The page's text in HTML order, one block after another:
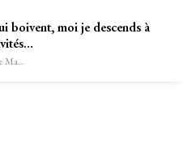
boivent, moi je descends à
Sébastien-Étienne Marechal